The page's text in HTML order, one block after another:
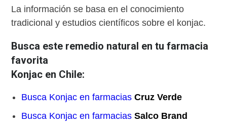
La información se basa en el conocimiento
tradicional y estudios científicos sobre el konjac.
Busca este remedio natural en tu farmacia
favorita
Konjac en Chile:
Busca Konjac en farmaciasCruz Verde
Busca Konjac en farmaciasSalco Brand